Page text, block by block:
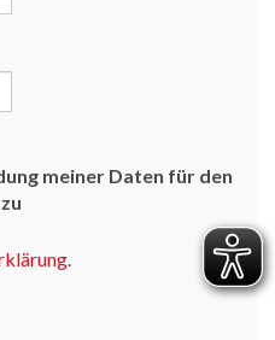
meiner Daten für den
.